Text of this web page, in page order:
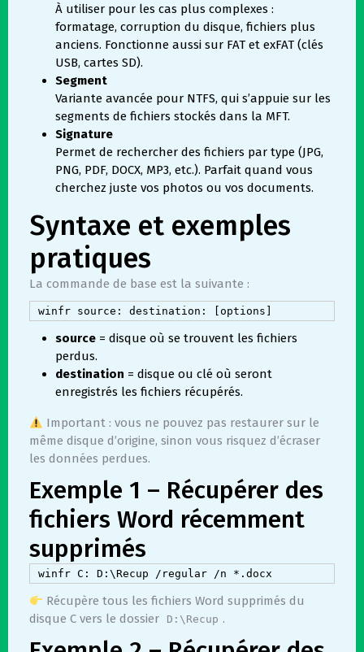
À utiliser pour les cas plus complexes :
formatage, corruption du disque, fichiers plus
anciens. Fonctionne aussi sur FAT et exFAT (clés
USB, cartes SD).
Segment
Variante avancée pour NTFS, qui s’appuie sur les
segments de fichiers stockés dans la MFT.
Signature
Permet de rechercher des fichiers par type (JPG,
PNG, PDF, DOCX, MP3, etc.). Parfait quand vous
cherchez juste vos photos ou vos documents.
Syntaxe et exemples
pratiques
La commande de base est la suivante :
source = disque où se trouvent les fichiers
perdus.
destination = disque ou clé où seront
enregistrés les fichiers récupérés.
Important : vous ne pouvez pas restaurer sur le
même disque d’origine, sinon vous risquez d’écraser
les données perdues.
Exemple 1 – Récupérer des
fichiers Word récemment
supprimés
Récupère tous les fichiers Word supprimés du
disque C vers le dossier
D:\Recup .